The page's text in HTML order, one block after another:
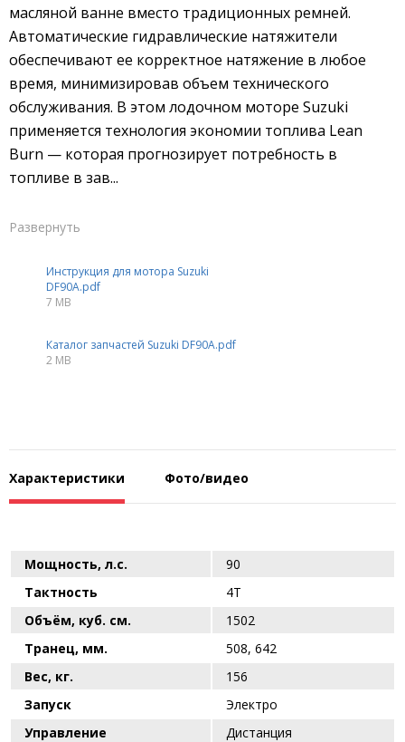
масляной ванне вместо традиционных ремней.
Автоматические гидравлические натяжители
обеспечивают ее корректное натяжение в любое
время, минимизировав объем технического
обслуживания. В этом лодочном моторе Suzuki
применяется технология экономии топлива Lean
Burn — которая прогнозирует потребность в
топливе в зав...
Развернуть
Инструкция для мотора Suzuki
DF90A.pdf
7 MB
Каталог запчастей Suzuki DF90A.pdf
2 MB
Характеристики Фото/видео
Мощность, л.с.
90
Тактность
4Т
Объём, куб. см.
1502
Транец, мм.
508, 642
Вес, кг.
156
Запуск
Электро
Управление
Дистанция